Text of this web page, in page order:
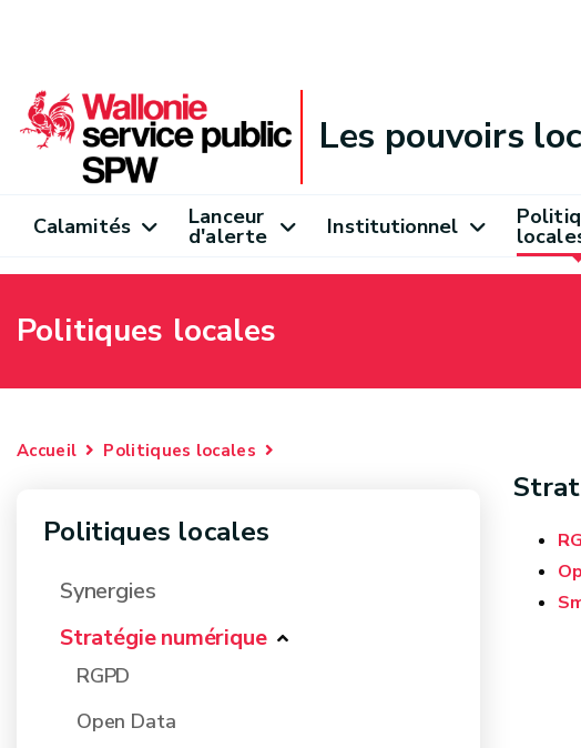
Les pouvoirs
Calamités Lanceur
d'alerte Institutionnel
Politiques locales
Accueil Politiques locales
Politiques locales
Synergies
Stratégie numérique
RGPD
Open Data